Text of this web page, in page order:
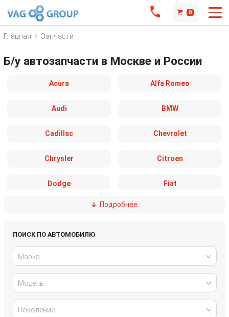
0
Главная Запчасти
Б/у автозапчасти в Москве и России
Acura Alfa Romeo
Audi BMW
Cadillac Chevrolet
Chrysler Citroen
Dodge Fiat
Honda
Kia
Подробнее
ПОИСК ПО АВТОМОБИЛЮ
Марка
Модель
Поколение